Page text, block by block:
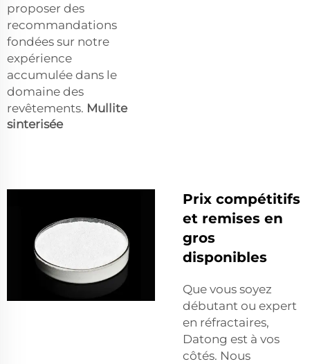
proposer des
recommandations
fondées sur notre
expérience
accumulée dans le
domaine des
revêtements. Mullite
sinterisée
Prix compétitifs
et remises en
gros
disponibles
Que vous soyez
débutant ou expert
en réfractaires,
Datong est à vos
côtés. Nous